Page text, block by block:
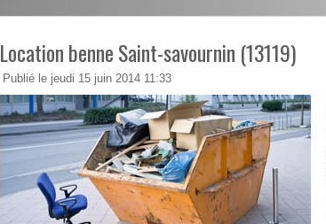
Location benne Saint-savournin (13119)
Publié le jeudi 15 juin 2014 11:33